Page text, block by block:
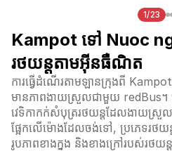
1/23
Kampot ទៅ Nuoc
រថយន្តតាមអ៊ីនធឺណិត
ការធ្វើដំណើរតាមឡានក្រុងពី
មានភាពងាយស្រួលជាមួយ redBus។
វេទិកាកក់សំបុត្ររថយន្តដែលងាយស្រួល
ផ្អែកលើម៉ោងដែលចង់ទៅ, ប្រភេទរថយន្
រូបភាពខាងក្នុង និងខាងក្រៅរបស់រ